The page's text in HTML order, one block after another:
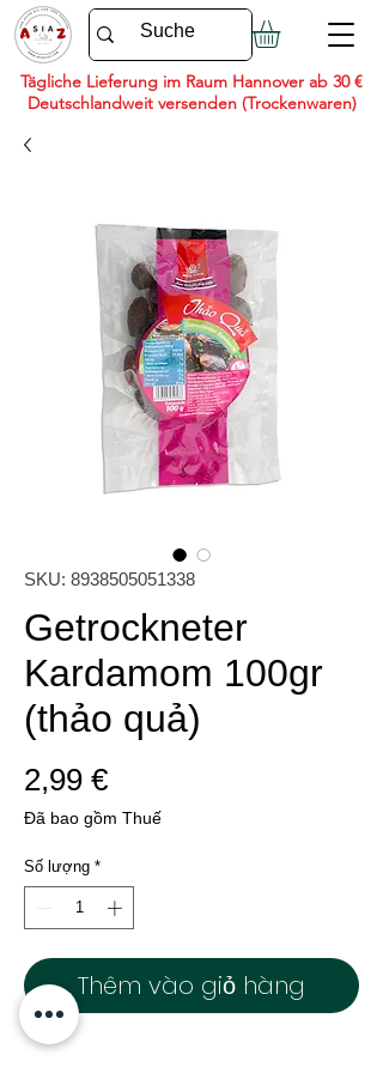
Tägliche Lieferung im Raum Hannover ab 30 €
Deutschlandweit versenden (Trockenwaren)
SKU: 8938505051338
Getrockneter
Kardamom 100gr
(thảo quả)
2,99 €Giá
Đã bao gồm Thuế
Số lượng *
Thêm vào giỏ hàng